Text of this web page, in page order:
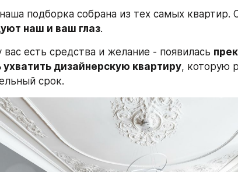
подборка собрана из тех самых квартир.
наш и ваш глаз.
вас есть средства и желание - появилась
дизайнерскую квартиру, которую
срок.